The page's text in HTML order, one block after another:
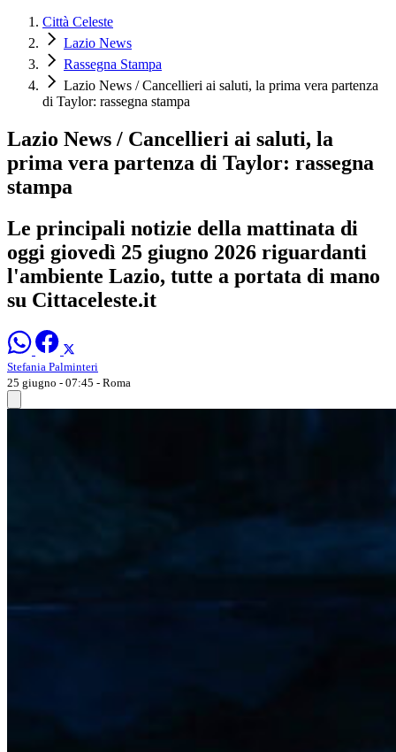
Città Celeste
Lazio News
Rassegna Stampa
Lazio News / Cancellieri ai saluti, la prima vera partenza
di Taylor: rassegna stampa
Lazio News / Cancellieri ai saluti, la
prima vera partenza di Taylor: rassegna
stampa
Le principali notizie della mattinata di
oggi giovedì 25 giugno 2026 riguardanti
l'ambiente Lazio, tutte a portata di mano
su Cittaceleste.it
Stefania Palminteri
25 giugno - 07:45 - Roma